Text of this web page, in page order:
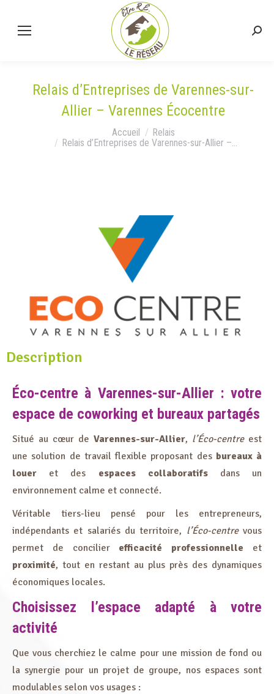
Relais d’Entreprises de Varennes-sur-
Allier – Varennes Écocentre
Accueil
Relais
Relais d’Entreprises de Varennes-sur-Allier –…
Description
Éco-centre à Varennes-sur-Allier : votre
espace de coworking et bureaux partagés
Situé au cœur de Varennes-sur-Allier, l’Éco-centreest
une solution de travail flexible proposant des bureaux à
louer et des espaces collaboratifsdans un
environnement calme et connecté.
Véritable tiers-lieu pensé pour les entrepreneurs,
indépendants et salariés du territoire, l’Éco-centrevous
permet de concilier efficacité professionnelle et
proximité, tout en restant au plus près des dynamiques
économiques locales.
Choisissez l’espace adapté à votre
activité
Que vous cherchiez le calme pour une mission de fond ou
la synergie pour un projet de groupe, nos espaces sont
modulables selon vos usages :